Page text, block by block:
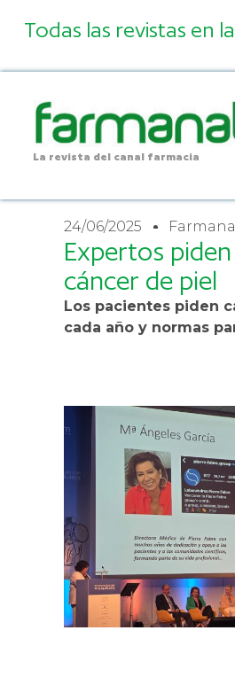
Todas las revistas en la
La revista del canal farmacia
24/06/2025
Expertos
cáncer de piel
Los pacientes piden
cada año y normas